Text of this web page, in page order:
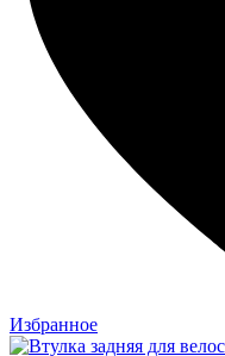
Избранное